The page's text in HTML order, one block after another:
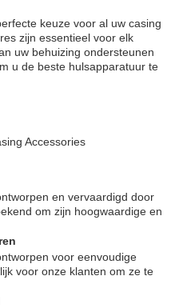
keuze voor al uw casing
zijn essentieel voor elk
uw behuizing ondersteunen
u de beste hulsapparatuur te
Accessories
en vervaardigd door
om zijn hoogwaardige en
voor eenvoudige
voor onze klanten om ze te